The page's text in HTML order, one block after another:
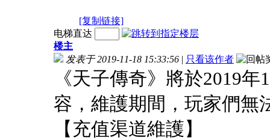
[复制链接]
电梯直达
楼主
发表于 2019-11-18 15:33:56 | 只看该作者
《天子傳奇》將於2019
容，維護期間，玩家們無
【充值渠道維護】